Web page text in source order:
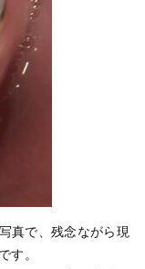
真で、残念ながら現
す。